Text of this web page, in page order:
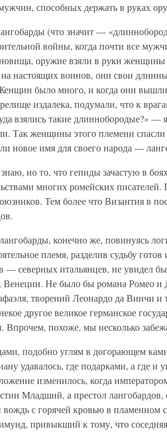
способных держать в руках
(что значит —
войны, когда почти все
оружие взяли в руки женщины
настоящих воинов, они свои
было много, и когда они
издалека, подумали, что к
взялись такие длиннобородые?» —
Так женщины этого племени спасли
новое имя для своего народа —
но то, что гепиды зачастую в
многих ромейских писателей.
Тем более что Византия в
конечно же, повинуясь
племя, разделив судьбу готов
северных итальянцев, не увидел
Не было бы романа Ромео и
творений Леонардо да Винчи и
другое великое германское
похоже, мы несколько
подобно углям в догорающем
удавалось, где подарками, а где и
изменилось, когда
Младший, а престол лангобардов,
с горячей кровью в пламенном
привыкший к тому, что